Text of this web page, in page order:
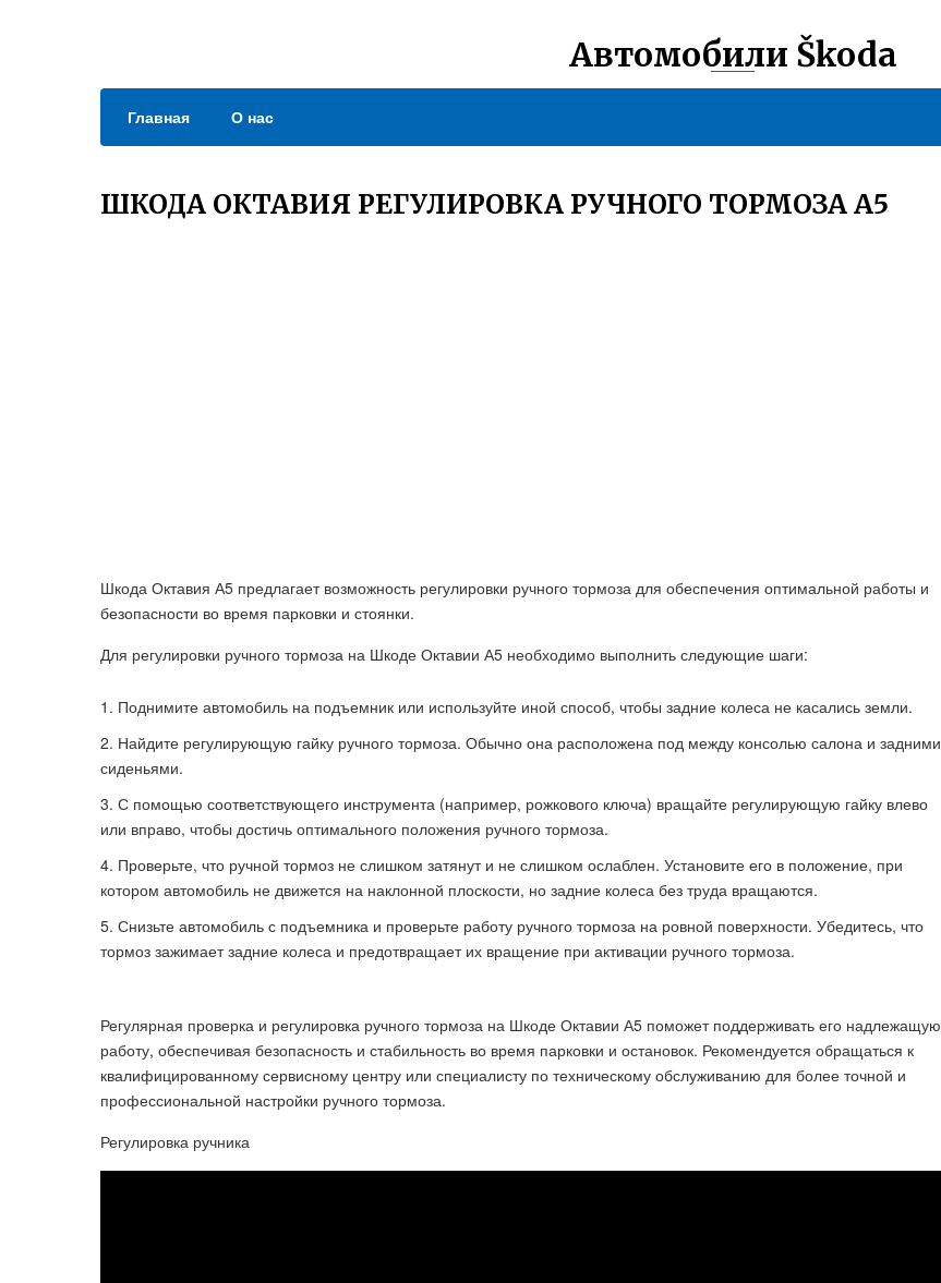
Автомобили Škoda
Главная О нас
ШКОДА ОКТАВИЯ РЕГУЛИРОВКА РУЧНОГО ТОРМОЗА А5
Шкода Октавия А5 предлагает возможность регулировки ручного тормоза для обеспечения оптимальной работы и
безопасности во время парковки и стоянки.
Для регулировки ручного тормоза на Шкоде Октавии А5 необходимо выполнить следующие шаги:
Поднимите автомобиль на подъемник или используйте иной способ, чтобы задние колеса не касались земли.
Найдите регулирующую гайку ручного тормоза. Обычно она расположена под между консолью салона и задними
сиденьями.
С помощью соответствующего инструмента (например, рожкового ключа) вращайте регулирующую гайку влево
или вправо, чтобы достичь оптимального положения ручного тормоза.
Проверьте, что ручной тормоз не слишком затянут и не слишком ослаблен. Установите его в положение, при
котором автомобиль не движется на наклонной плоскости, но задние колеса без труда вращаются.
Снизьте автомобиль с подъемника и проверьте работу ручного тормоза на ровной поверхности. Убедитесь, что
тормоз зажимает задние колеса и предотвращает их вращение при активации ручного тормоза.
Регулярная проверка и регулировка ручного тормоза на Шкоде Октавии А5 поможет поддерживать его надлежащую
работу, обеспечивая безопасность и стабильность во время парковки и остановок. Рекомендуется обращаться к
квалифицированному сервисному центру или специалисту по техническому обслуживанию для более точной и
профессиональной настройки ручного тормоза.
Регулировка ручника